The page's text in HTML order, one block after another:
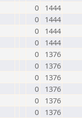
0
1444
0
1444
0
1444
0
1444
0
1376
0
1376
0
1376
0
1376
0
1376
0
1376